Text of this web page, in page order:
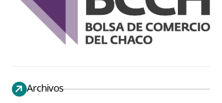
Archivos